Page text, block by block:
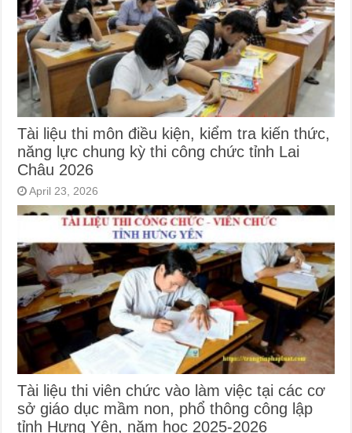
Tài liệu thi môn điều kiện, kiểm tra kiến thức,
năng lực chung kỳ thi công chức tỉnh Lai
Châu 2026
April 23, 2026
Tài liệu thi viên chức vào làm việc tại các cơ
sở giáo dục mầm non, phổ thông công lập
tỉnh Hưng Yên, năm học 2025-2026